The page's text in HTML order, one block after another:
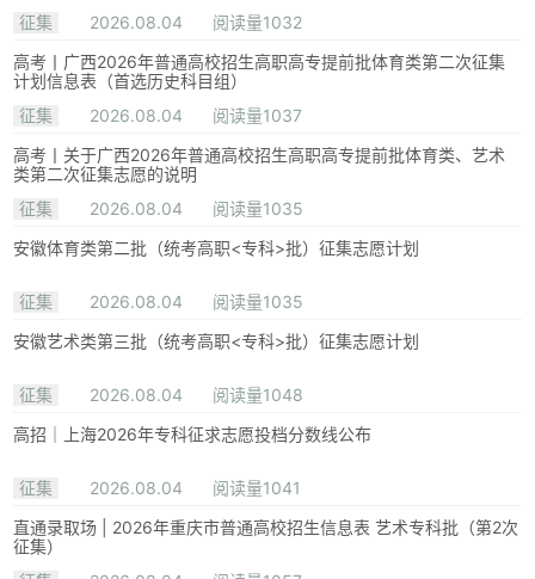
征集
2026.08.04
阅读量1032
高考丨广西2026年普通高校招生高职高专提前批体育类第二次征集
计划信息表（首选历史科目组）
征集
2026.08.04
阅读量1037
高考丨关于广西2026年普通高校招生高职高专提前批体育类、艺术
类第二次征集志愿的说明
征集
2026.08.04
阅读量1035
安徽体育类第二批（统考高职<专科>批）征集志愿计划
征集 2026.08.04
阅读量1035
安徽艺术类第三批（统考高职<专科>批）征集志愿计划
征集 2026.08.04
阅读量1048
高招｜上海2026年专科征求志愿投档分数线公布
征集 2026.08.04
阅读量1041
直通录取场 | 2026年重庆市普通高校招生信息表 艺术专科批（第2次
征集）